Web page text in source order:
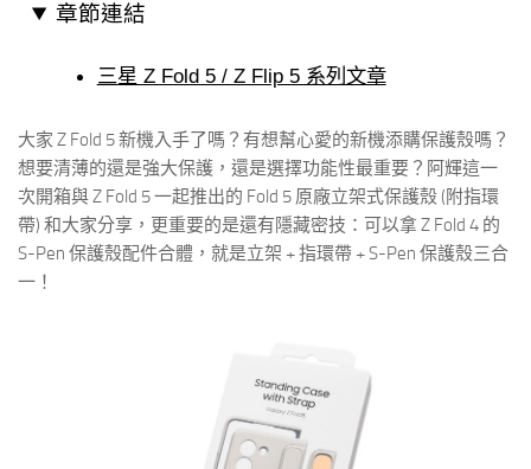
章節連結
三星 Z Fold 5 / Z Flip 5 系列文章
大家 Z Fold 5 新機入手了嗎？有想幫心愛的新機添購保護殼嗎？
想要清薄的還是強大保護，還是選擇功能性最重要？阿輝這一
次開箱與 Z Fold 5 一起推出的 Fold 5 原廠立架式保護殼 (附指環
帶) 和大家分享，更重要的是還有隱藏密技：可以拿 Z Fold 4 的
S-Pen 保護殼配件合體，就是立架 + 指環帶 + S-Pen 保護殼三合
一！